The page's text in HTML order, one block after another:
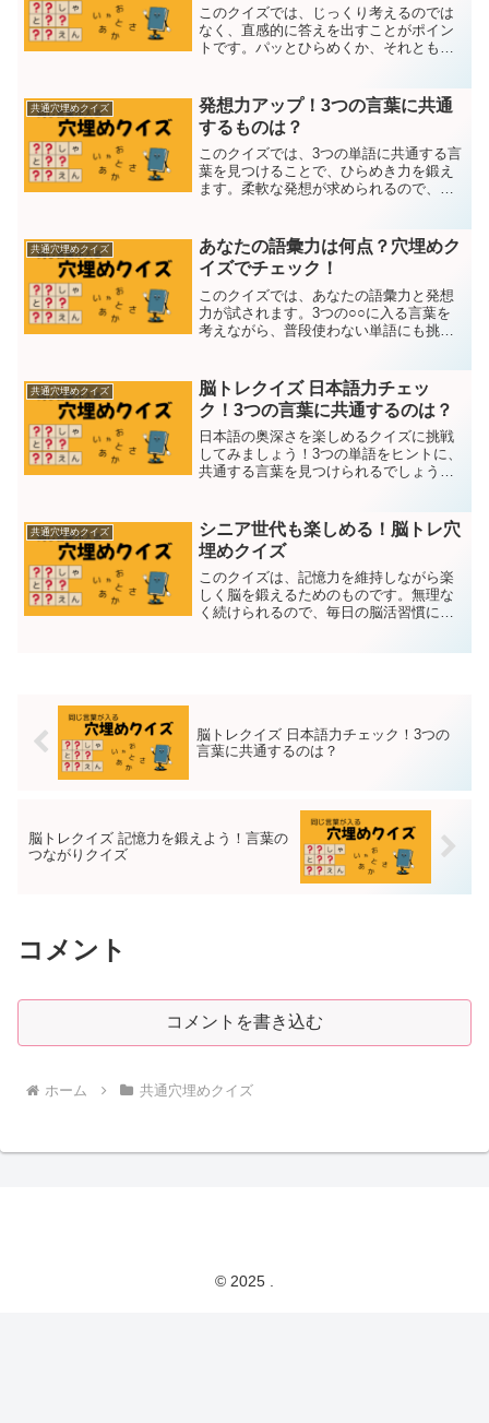
このクイズでは、じっくり考えるのでは
なく、直感的に答えを出すことがポイン
トです。パッとひらめくか、それとも意
問題は１５問それではスタート！第１問
目た○○ぎ○○きん○○き...
共通穴埋めクイズ
発想力アップ！3つの言葉に共通
するものは？
このクイズでは、3つの単語に共通する言
葉を見つけることで、ひらめき力を鍛え
ます。柔軟な発想が求められるので、普
問題は１５問それではスタート！第１問
目あ○○も○○かっぷは...
共通穴埋めクイズ
あなたの語彙力は何点？穴埋めク
イズでチェック！
このクイズでは、あなたの語彙力と発想
力が試されます。3つの○○に入る言葉を
考えながら、普段使わない単語にも挑戦
ート！第１問目おん○○かえん○○○○す------
---...
共通穴埋めクイズ
脳トレクイズ 日本語力チェッ
ク！3つの言葉に共通するのは？
日本語の奥深さを楽しめるクイズに挑戦
してみましょう！3つの単語をヒントに、
共通する言葉を見つけられるでしょう
１５問それではスタート！第１問目うめ
○○○○ゅういちばん○...
共通穴埋めクイズ
シニア世代も楽しめる！脳トレ穴
埋めクイズ
このクイズは、記憶力を維持しながら楽
しく脳を鍛えるためのものです。無理な
く続けられるので、毎日の脳活習慣に取
脳トレクイズ 日本語力チェック！3つの
言葉に共通するのは？
脳トレクイズ 記憶力を鍛えよう！言葉の
つながりクイズ
コメント
コメントを書き込む
ホーム 共通穴埋めクイズ
© 2025 .